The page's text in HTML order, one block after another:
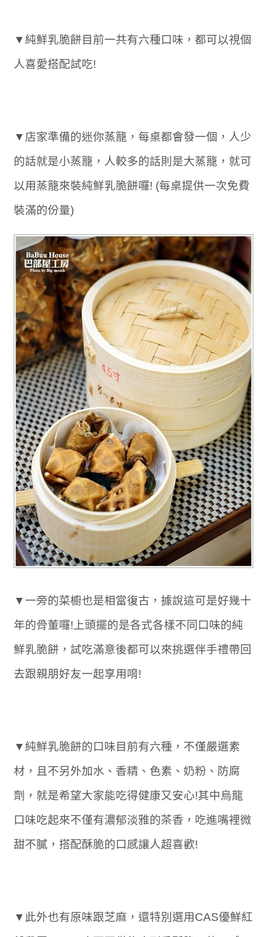
▼純鮮乳脆餅目前一共有六種口味，都可以視個
人喜愛搭配試吃!
▼店家準備的迷你蒸籠，每桌都會發一個，人少
的話就是小蒸籠，人較多的話則是大蒸籠，就可
以用蒸籠來裝純鮮乳脆餅囉! (每桌提供一次免費
裝滿的份量)
▼一旁的菜櫥也是相當復古，據說這可是好幾十
年的骨董囉!上頭擺的是各式各樣不同口味的純
鮮乳脆餅，試吃滿意後都可以來挑選伴手禮帶回
去跟親朋好友一起享用唷!
▼純鮮乳脆餅的口味目前有六種，不僅嚴選素
材，且不另外加水、香精、色素、奶粉、防腐
劑，就是希望大家能吃得健康又安心!其中烏龍
口味吃起來不僅有濃郁淡雅的茶香，吃進嘴裡微
甜不膩，搭配酥脆的口感讓人超喜歡!
▼此外也有原味跟芝麻，還特別選用CAS優鮮紅